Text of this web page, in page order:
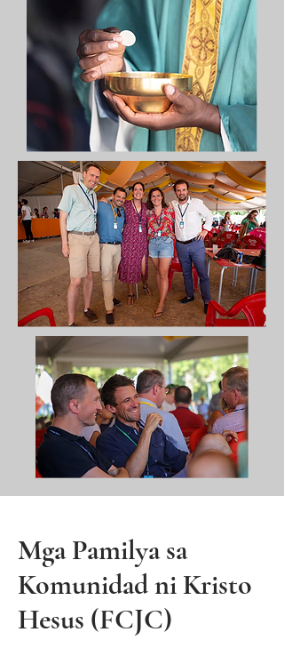
Mga Pamilya sa
Komunidad ni Kristo
Hesus (FCJC)